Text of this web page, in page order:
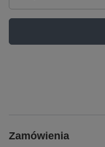
Zamówienia